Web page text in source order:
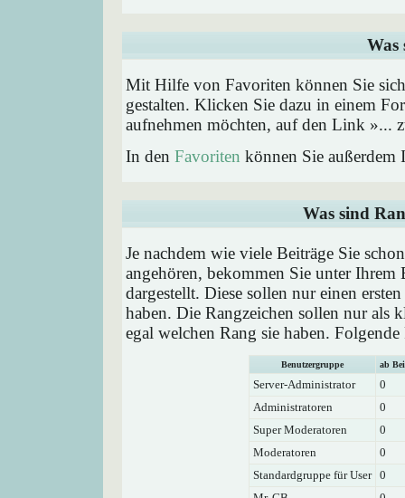
Was
Mit Hilfe von Favoriten können Sie
gestalten. Klicken Sie dazu in einem
aufnehmen möchten, auf den Link »...
In den Favoriten können Sie
Was sind
Je nachdem wie viele Beiträge Sie
angehören, bekommen Sie unter Ihrem
dargestellt. Diese sollen nur einen
haben. Die Rangzeichen sollen nur als
egal welchen Rang sie haben.
Benutzergruppe ab
Server-Administrator
0
Administratoren
0
Super Moderatoren
0
Moderatoren
0
Standardgruppe für User 0